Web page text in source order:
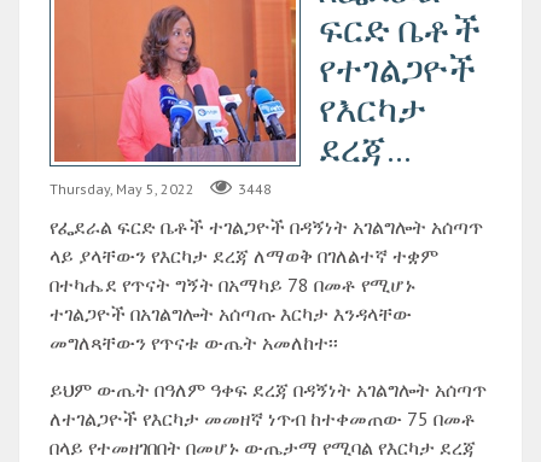
ፍርድ ቤቶች
የተገልጋዮች
የእርካታ
ደረጃ...
Thursday, May 5, 2022 3448
የፌደራል ፍርድ ቤቶች ተገልጋዮች በዳኝነት አገልግሎት አሰጣጥ
ላይ ያላቸውን የእርካታ ደረጃ ለማወቅ በገለልተኛ ተቋም
በተካሔደ የጥናት ግኝት በአማካይ 78 በመቶ የሚሆኑ
ተገልጋዮች በአገልግሎት አሰጣጡ እርካታ እንዳላቸው
መግለጻቸውን የጥናቱ ውጤት አመለከተ፡፡
ይህም ውጤት በዓለም ዓቀፍ ደረጃ በዳኝነት አገልግሎት አሰጣጥ
ለተገልጋዮች የእርካታ መመዘኛ ነጥብ ከተቀመጠው 75 በመቶ
በላይ የተመዘገበበት በመሆኑ ውጤታማ የሚባል የእርካታ ደረጃ